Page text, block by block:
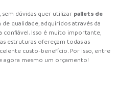
sem dúvidas quer utilizar pallets de
de qualidade, adquiridos através da
confiável. Isso é muito importante,
estruturas ofereçam todas as
custo-benefício. Por isso, entre
agora mesmo um orçamento!